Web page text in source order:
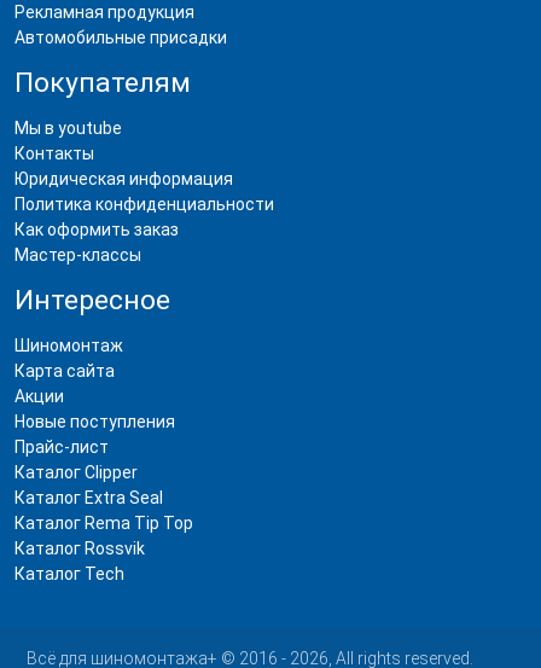
Рекламная продукция
Автомобильные присадки
Покупателям
Мы в youtube
Контакты
Юридическая информация
Политика конфиденциальности
Как оформить заказ
Мастер-классы
Интересное
Шиномонтаж
Карта сайта
Акции
Новые поступления
Прайс-лист
Каталог Clipper
Каталог Extra Seal
Каталог Rema Tip Top
Каталог Rossvik
Каталог Tech
Всё для шиномонтажа+ © 2016 - 2026, All rights reserved.